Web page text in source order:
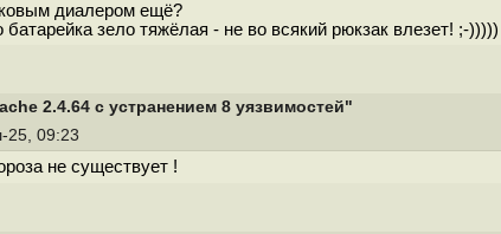
диалером ещё?
зело тяжёлая - не во всякий рюкзак влезет! ;-)))))
2.4.64 с устранением 8 уязвимостей"
25, 09:23
не существует !